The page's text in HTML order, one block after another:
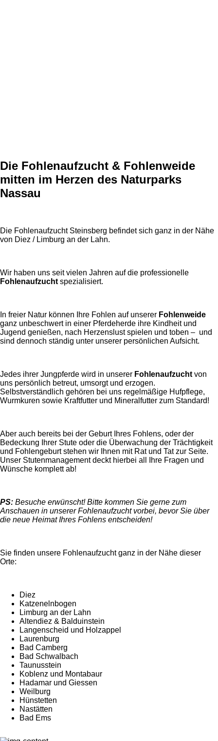
Die Fohlenaufzucht & Fohlenweide
mitten im Herzen des Naturparks
Nassau
Die Fohlenaufzucht Steinsberg befindet sich ganz in der Nähe
von Diez / Limburg an der Lahn.
Wir haben uns seit vielen Jahren auf die professionelle
Fohlenaufzucht spezialisiert.
In freier Natur können Ihre Fohlen auf unserer Fohlenweide
ganz unbeschwert in einer Pferdeherde ihre Kindheit und
Jugend genießen, nach Herzenslust spielen und toben – und
sind dennoch ständig unter unserer persönlichen Aufsicht.
Jedes ihrer Jungpferde wird in unserer Fohlenaufzucht von
uns persönlich betreut, umsorgt und erzogen.
Selbstverständlich gehören bei uns regelmäßige Hufpflege,
Wurmkuren sowie Kraftfutter und Mineralfutter zum Standard!
Aber auch bereits bei der Geburt Ihres Fohlens, oder der
Bedeckung Ihrer Stute oder die Überwachung der Trächtigkeit
und Fohlengeburt stehen wir Ihnen mit Rat und Tat zur Seite.
Unser Stutenmanagement deckt hierbei all Ihre Fragen und
Wünsche komplett ab!
PS: Besuche erwünscht! Bitte kommen Sie gerne zum
Anschauen in unserer Fohlenaufzucht vorbei, bevor Sie über
die neue Heimat Ihres Fohlens entscheiden!
Sie finden unsere Fohlenaufzucht ganz in der Nähe dieser
Orte:
Diez
Katzenelnbogen
Limburg an der Lahn
Altendiez & Balduinstein
Langenscheid und Holzappel
Laurenburg
Bad Camberg
Bad Schwalbach
Taunusstein
Koblenz und Montabaur
Hadamar und Giessen
Weilburg
Hünstetten
Nastätten
Bad Ems